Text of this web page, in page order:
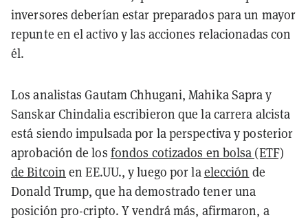
inversores deberían estar preparados para un mayor
repunte en el activo y las acciones relacionadas con
él.
Los analistas Gautam Chhugani, Mahika Sapra y
Sanskar Chindalia escribieron que la carrera alcista
está siendo impulsada por la perspectiva y posterior
aprobación de los fondos cotizados en bolsa (ETF)
de Bitcoin en EE.UU., y luego por laelección de
Donald Trump, que ha demostrado tener una
posición pro-cripto. Y vendrá más, afirmaron, a